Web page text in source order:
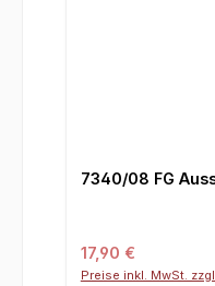
7340/08 FG
Regulärer Preis:
17,90 €
Preise inkl. MwSt.